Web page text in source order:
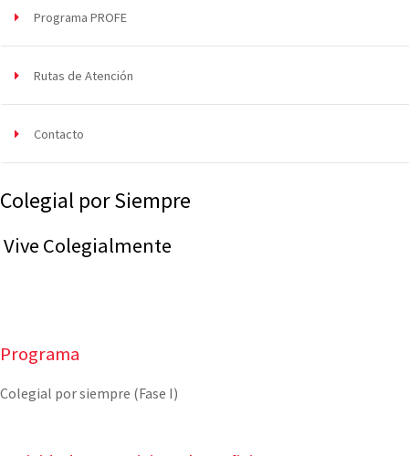
Programa PROFE
Rutas de Atención
Contacto
Colegial por Siempre
Vive Colegialmente
Programa
Colegial por siempre (Fase I)